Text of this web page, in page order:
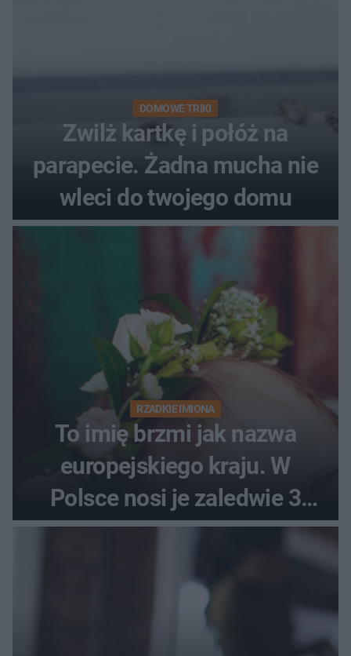
DOMOWE TRIKI
Zwilż kartkę i połóż na
parapecie. Żadna mucha nie
wleci do twojego domu
RZADKIE IMIONA
To imię brzmi jak nazwa
europejskiego kraju. W
Polsce nosi je zaledwie 3
kobiety